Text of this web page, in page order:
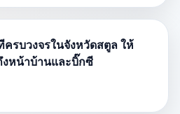
รบวงจรในจังหวัดสตูล ให้
งหน้าบ้านและบิ๊กซี